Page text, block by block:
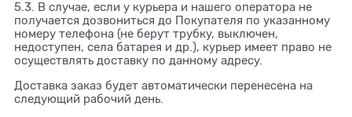
5.3. В случае, если у курьера и нашего оператора не
получается дозвониться до Покупателя по указанному
номеру телефона (не берут трубку, выключен,
недоступен, села батарея и др.), курьер имеет право не
осуществлять доставку по данному адресу.
Доставка заказ будет автоматически перенесена на
следующий рабочий день.